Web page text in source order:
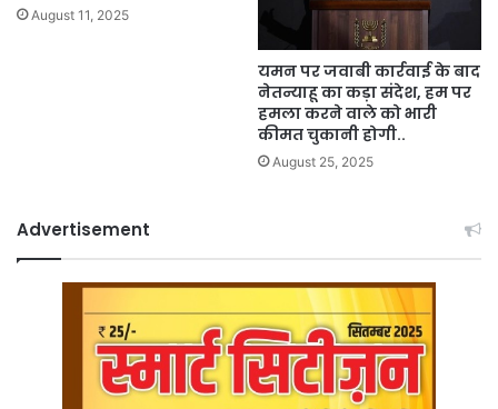
August 11, 2025
यमन पर जवाबी कार्रवाई के बाद
नेतन्याहू का कड़ा संदेश, हम पर
हमला करने वाले को भारी
कीमत चुकानी होगी..
August 25, 2025
Advertisement